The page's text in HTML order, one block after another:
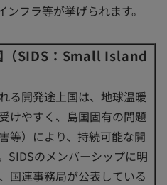
フラ等が挙げられます。
（SIDS：Small Island
る開発途上国は、地球温暖
けやすく、島国固有の問題
等）により、持続可能な開
SIDSのメンバーシップに明
国連事務局が公表している